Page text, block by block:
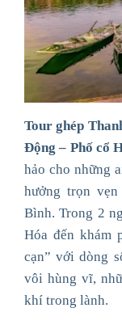
Tour ghép
Động – Phố cổ
hảo cho những
hưởng trọn
Bình. Trong 2
Hóa đến khám
cạn” với dòng
vôi hùng vĩ,
khí trong lành.